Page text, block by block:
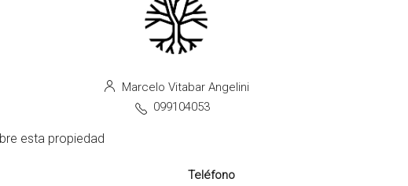
Marcelo Vitabar Angelini
099104053
esta propiedad
Teléfono